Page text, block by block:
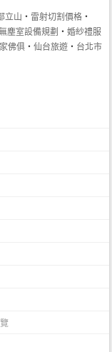
立山 ‧ 雷射切割價格 ‧
塵室設備規劃 ‧婚紗禮服
佛俱 ‧仙台旅遊 ‧ 台北市